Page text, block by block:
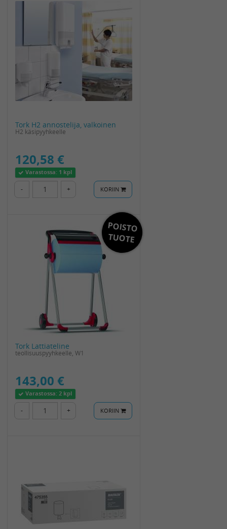
Tork H2 annostelija, valkoinen
H2 käsipyyhkeelle
120,58 €
Varastossa: 1 kpl
- + KORIIN
POISTO
TUOTE
Tork Lattiateline
teollisuuspyyhkeelle, W1
143,00 €
Varastossa:2 kpl
- + KORIIN